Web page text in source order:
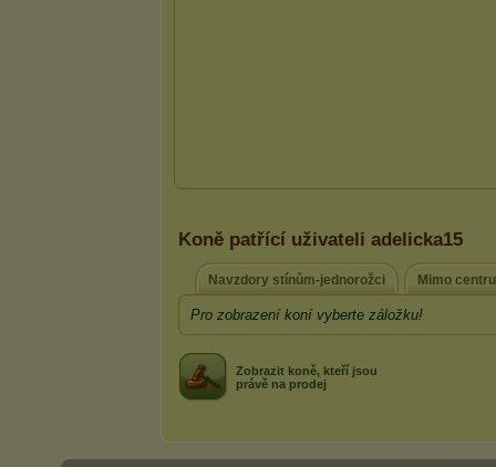
Koně patřící uživateli adelicka15
Navzdory stínům-jednorožci Mimo
Pro zobrazení koní vyberte záložku!
Zobrazit koně, kteří jsou
právě na prodej